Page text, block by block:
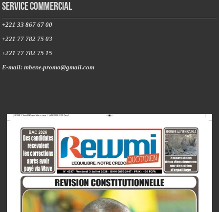
Service commercial
+221 33 867 67 00
+221 77 782 75 03
+221 77 782 75 15
E-mail: mbene.promo@gmail.com